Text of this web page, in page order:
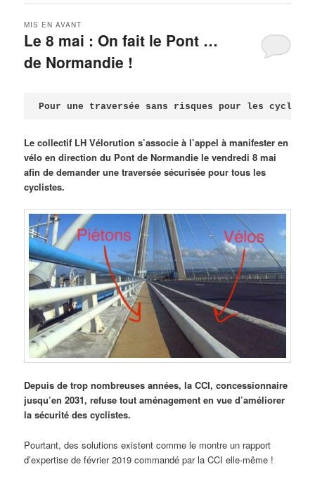
Le 8 mai : On fait le Pont …
de Normandie !
MIS EN AVANT
Pour une traversée sans risques pour les
Le collectif LH Vélorution s’associe à l’appel à manifester en
vélo en direction du Pont de Normandie le vendredi 8 mai
afin de demander une traversée sécurisée pour tous les
cyclistes.
Depuis de trop nombreuses années, la CCI, concessionnaire
jusqu’en 2031, refuse tout aménagement en vue d’améliorer
la sécurité des cyclistes.
Pourtant, des solutions existent comme le montre un rapport
d’expertise de février 2019 commandé par la CCI elle-même !